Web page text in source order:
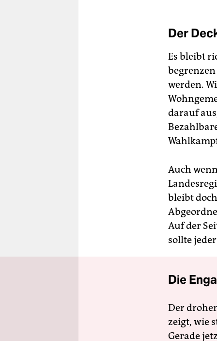
Der
Es bleibt
werden.
darauf
Auch
bleibt
Auf der
sollte
Die
Der
zeigt, wie
Gerade